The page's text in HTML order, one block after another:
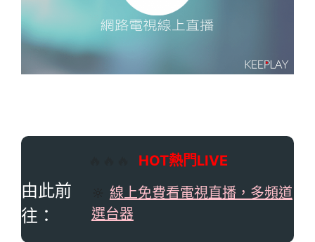
HOT熱門LIVE
由此前
往：
線上免費看電視直播，多頻道
選台器